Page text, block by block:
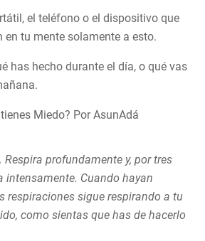
el teléfono o el dispositivo que
en tu mente solamente a esto.
has hecho durante el día, o qué vas
Respira profundamente y, por tres
intensamente. Cuando hayan
respiraciones sigue respirando a tu
como sientas que has de hacerlo